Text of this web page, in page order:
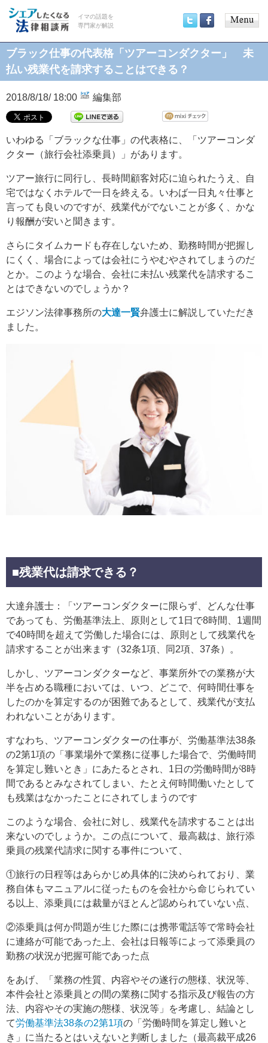
イマの話題を
専門家が解説
menu
ブラック仕事の代表格「ツアーコンダクター」 未
払い残業代を請求することはできる？
2018/8/18/ 18:00 編集部
いわゆる「ブラックな仕事」の代表格に、「ツアーコンダ
クター（旅行会社添乗員）」があります。
ツアー旅行に同行し、長時間顧客対応に迫られたうえ、自
宅ではなくホテルで一日を終える。いわば一日丸々仕事と
言っても良いのですが、残業代がでないことが多く、かな
り報酬が安いと聞きます。
さらにタイムカードも存在しないため、勤務時間が把握し
にくく、場合によっては会社にうやむやされてしまうのだ
とか。このような場合、会社に未払い残業代を請求するこ
とはできないのでしょうか？
エジソン法律事務所の大達一賢弁護士に解説していただき
ました。
■残業代は請求できる？
大達弁護士：「ツアーコンダクターに限らず、どんな仕事
であっても、労働基準法上、原則として1日で8時間、1週間
で40時間を超えて労働した場合には、原則として残業代を
請求することが出来ます（32条1項、同2項、37条）。
しかし、ツアーコンダクターなど、事業所外での業務が大
半を占める職種においては、いつ、どこで、何時間仕事を
したのかを算定するのが困難であるとして、残業代が支払
われないことがあります。
すなわち、ツアーコンダクターの仕事が、労働基準法38条
の2第1項の「事業場外で業務に従事した場合で、労働時間
を算定し難いとき」にあたるとされ、1日の労働時間が8時
間であるとみなされてしまい、たとえ何時間働いたとして
も残業はなかったことにされてしまうのです
このような場合、会社に対し、残業代を請求することは出
来ないのでしょうか。この点について、最高裁は、旅行添
乗員の残業代請求に関する事件について、
①旅行の日程等はあらかじめ具体的に決められており、業
務自体もマニュアルに従ったものを会社から命じられてい
る以上、添乗員には裁量がほとんど認められていない点、
②添乗員は何か問題が生じた際には携帯電話等で常時会社
に連絡が可能であった上、会社は日報等によって添乗員の
勤務の状況が把握可能であった点
をあげ、「業務の性質、内容やその遂行の態様、状況等、
本件会社と添乗員との間の業務に関する指示及び報告の方
法、内容やその実施の態様、状況等」を考慮し、結論とし
て労働基準法38条の2第1項の「労働時間を算定し難いと
き」に当たるとはいえないと判断しました（最高裁平成26